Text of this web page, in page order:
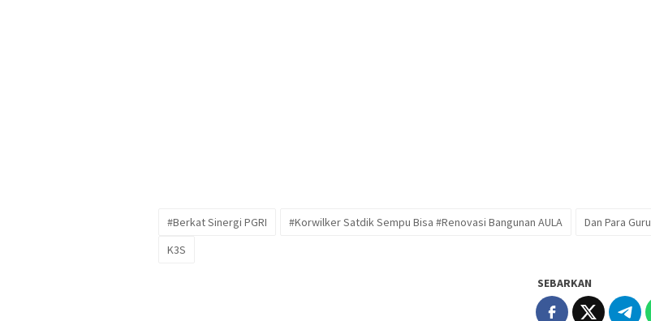
#Berkat Sinergi PGRI #Korwilker Satdik Sempu Bisa #Renovasi Bangunan AULA
Dan Para Guru
K3S
SEBARKAN